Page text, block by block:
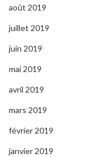
août 2019
juillet 2019
juin 2019
mai 2019
avril 2019
mars 2019
février 2019
janvier 2019